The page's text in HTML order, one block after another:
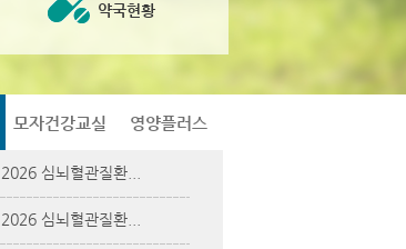
약국현황
2026 심뇌혈관질환...
2026 심뇌혈관질환...
모자건강교실 영양플러스